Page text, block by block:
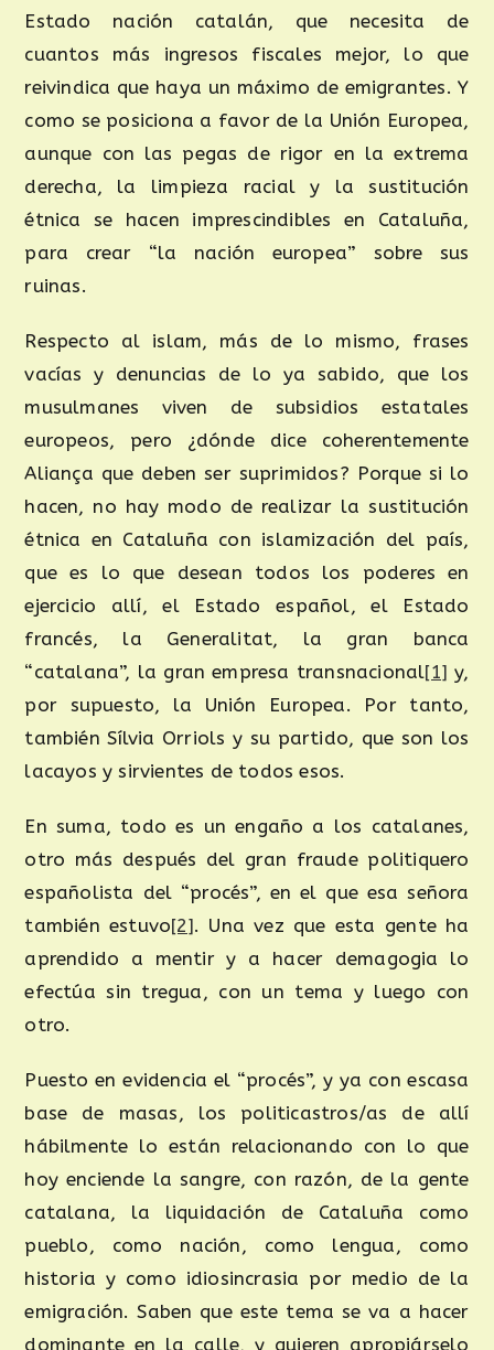
Estado nación catalán, que necesita de
cuantos más ingresos fiscales mejor, lo que
reivindica que haya un máximo de emigrantes. Y
como se posiciona a favor de la Unión Europea,
aunque con las pegas de rigor en la extrema
derecha, la limpieza racial y la sustitución
étnica se hacen imprescindibles en Cataluña,
para crear “la nación europea” sobre sus
ruinas.
Respecto al islam, más de lo mismo, frases
vacías y denuncias de lo ya sabido, que los
musulmanes viven de subsidios estatales
europeos, pero ¿dónde dice coherentemente
Aliança que deben ser suprimidos? Porque si lo
hacen, no hay modo de realizar la sustitución
étnica en Cataluña con islamización del país,
que es lo que desean todos los poderes en
ejercicio allí, el Estado español, el Estado
francés, la Generalitat, la gran banca
“catalana”, la gran empresa transnacional[1] y,
por supuesto, la Unión Europea. Por tanto,
también Sílvia Orriols y su partido, que son los
lacayos y sirvientes de todos esos.
En suma, todo es un engaño a los catalanes,
otro más después del gran fraude politiquero
españolista del “procés”, en el que esa señora
también estuvo[2]. Una vez que esta gente ha
aprendido a mentir y a hacer demagogia lo
efectúa sin tregua, con un tema y luego con
otro.
Puesto en evidencia el “procés”, y ya con escasa
base de masas, los politicastros/as de allí
hábilmente lo están relacionando con lo que
hoy enciende la sangre, con razón, de la gente
catalana, la liquidación de Cataluña como
pueblo, como nación, como lengua, como
historia y como idiosincrasia por medio de la
emigración. Saben que este tema se va a hacer
dominante en la calle, y quieren apropiárselo